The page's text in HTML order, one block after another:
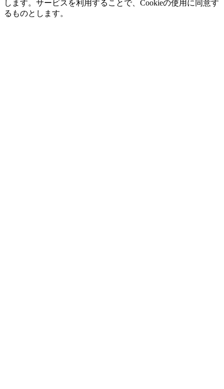
します。サービスを利用することで、Cookieの使用に同意す
るものとします。